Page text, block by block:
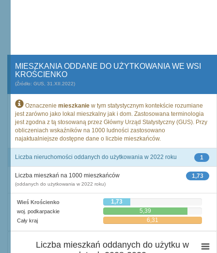
MIESZKANIA ODDANE DO UŻYTKOWANIA WE WSI
KROŚCIENKO
(Źródło: GUS, 31.XII.2022)
Oznaczenie mieszkanie w tym statystycznym kontekście rozumiane
jest zarówno jako lokal mieszkalny jak i dom. Zastosowana terminologia
jest zgodna z tą stosowaną przez Główny Urząd Statystyczny (GUS). Przy
obliczeniach wskaźników na 1000 ludności zastosowano
najaktualniejsze dostępne dane o liczbie mieszkańców.
1
Liczba nieruchomości oddanych do użytkowania w 2022 roku
1,73
Liczba mieszkań na 1000 mieszkańców
(oddanych do użytkowania w 2022 roku)
Wieś Krościenko 1,73
woj. podkarpackie 5,39
Cały kraj 6,31
Liczba mieszkań oddanych do użytku w